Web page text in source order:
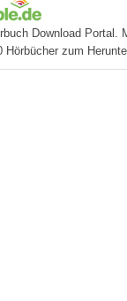
Download Portal.
Hörbücher zum